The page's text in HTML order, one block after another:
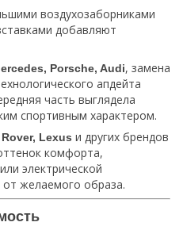
воздухозаборниками
добавляют
Porsche, Audi, замена
апдейта
часть выглядела
спортивным характером.
Lexus и других брендов
комфорта,
электрической
от желаемого образа.